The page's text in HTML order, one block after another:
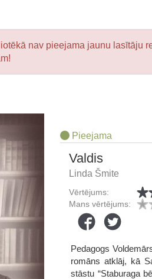
nav pieejama jaunu lasītāju
Pieejama
Valdis
Linda Šmite
Vērtējums:
Mans vērtējums:
Pedagogs
romāns atklāj, kā
stāstu “Staburaga